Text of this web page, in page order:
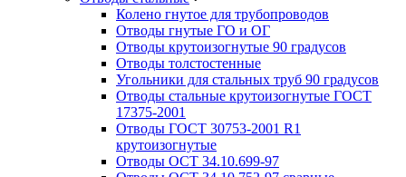
Колено гнутое для трубопроводов
Отводы гнутые ГО и ОГ
Отводы крутоизогнутые 90 градусов
Отводы толстостенные
Угольники для стальных труб 90 градусов
Отводы стальные крутоизогнутые ГОСТ
17375-2001
Отводы ГОСТ 30753-2001 R1
крутоизогнутые
Отводы ОСТ 34.10.699-97